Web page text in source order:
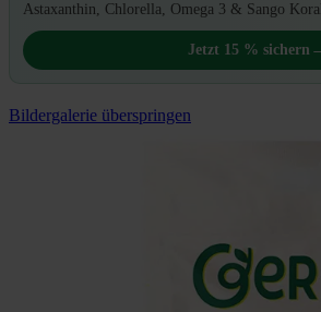
Astaxanthin, Chlorella, Omega 3 & Sango
Jetzt 15 % sichern
Bildergalerie überspringen